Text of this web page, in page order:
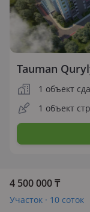
Tauman
1 объект
1 объект
4 500 000₸
Участок · 10 соток